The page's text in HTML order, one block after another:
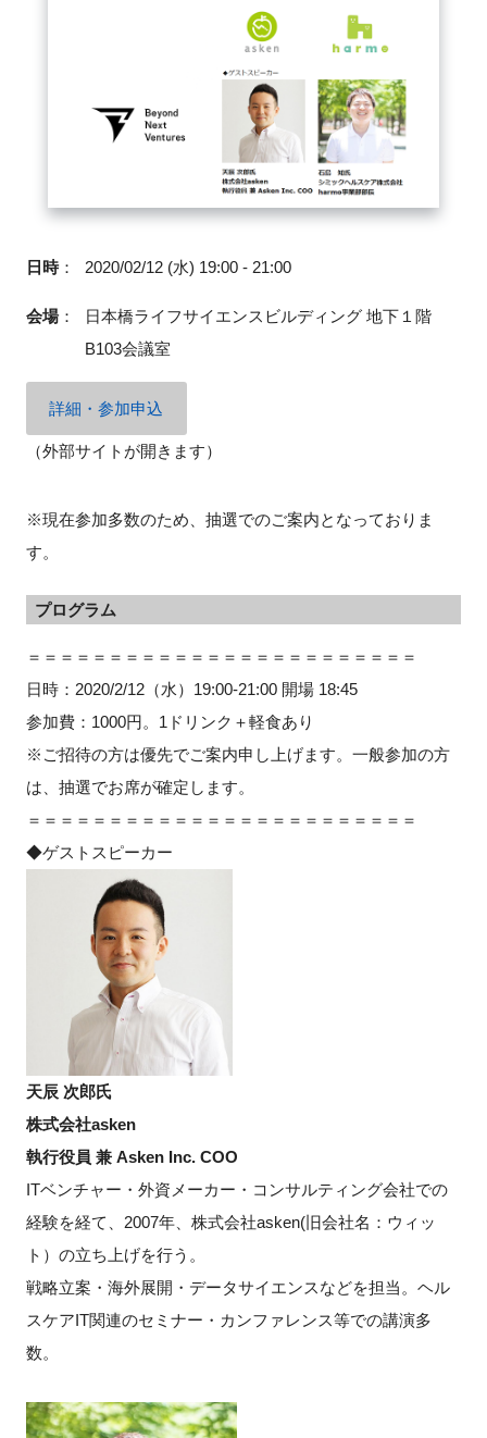
閉じる
日時： 2020/02/12 (水) 19:00 - 21:00
会場：
日本橋ライフサイエンスビルディング 地下１階
B103会議室
詳細・参加申込
（外部サイトが開きます）
※現在参加多数のため、抽選でのご案内となっておりま
す。
プログラム
＝＝＝＝＝＝＝＝＝＝＝＝＝＝＝＝＝＝＝＝＝＝＝＝
日時：2020/2/12（水）19:00-21:00 開場 18:45
参加費：1000円。1ドリンク＋軽食あり
※ご招待の方は優先でご案内申し上げます。一般参加の方
は、抽選でお席が確定します。
＝＝＝＝＝＝＝＝＝＝＝＝＝＝＝＝＝＝＝＝＝＝＝＝
◆ゲストスピーカー
天辰 次郎氏
株式会社asken
執行役員 兼 Asken Inc. COO
ITベンチャー・外資メーカー・コンサルティング会社での
経験を経て、2007年、株式会社asken(旧会社名：ウィッ
ト）の立ち上げを行う。
戦略立案・海外展開・データサイエンスなどを担当。ヘル
スケアIT関連のセミナー・カンファレンス等での講演多
数。